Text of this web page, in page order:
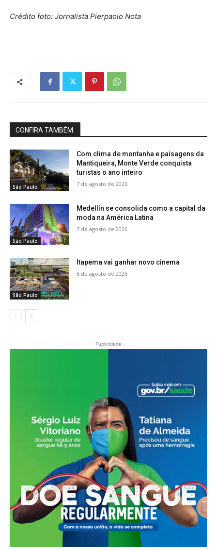
Crédito foto: Jornalista Pierpaolo Nota
CONFIRA TAMBÉM:
São Paulo
Com clima de montanha e paisagens da
Mantiqueira, Monte Verde conquista
turistas o ano inteiro
7 de agosto de 2026
São Paulo
Medellín se consolida como a capital da
moda na América Latina
7 de agosto de 2026
São Paulo
Itapema vai ganhar novo cinema
6 de agosto de 2026
- Publicidade -